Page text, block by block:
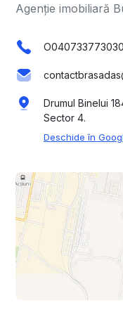
Agenție imobiliară
O040733773030
Drumul Binelui
Sector 4.
Deschide în